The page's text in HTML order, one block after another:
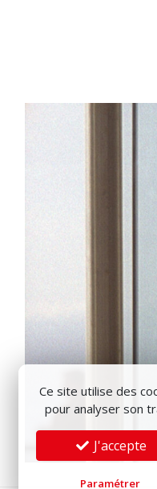
Ce site utilise des
pour analyser son
J'accepte
Paramétrer